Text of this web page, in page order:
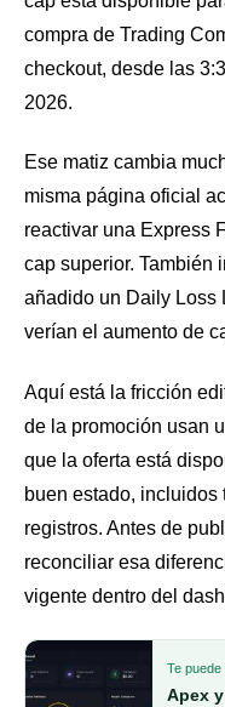
compra de Trading
checkout, desde las
2026.
Ese matiz cambia
misma página oficial
reactivar una Express
cap superior. También
añadido un Daily Loss
verían el aumento de
Aquí está la fricción
de la promoción usan
que la oferta está
buen estado,
registros. Antes de
reconciliar esa
vigente dentro del
Te puede
Apex